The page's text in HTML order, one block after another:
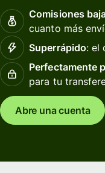
Comisiones
cuanto más
Superrápido: el
Perfectamente
para tu
Abre una cuenta